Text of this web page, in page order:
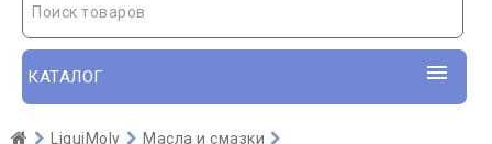
Поиск товаров
КАТАЛОГ
LiquiMoly
Масла и смазки